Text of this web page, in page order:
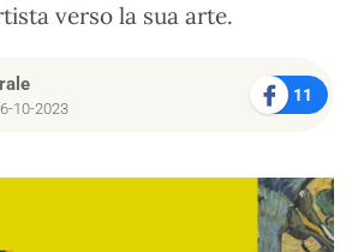
verso la sua arte.
10-2023
11